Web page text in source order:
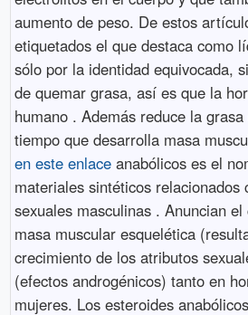
aumento de peso. De estos
etiquetados el que destaca como
sólo por la identidad equivocada,
de quemar grasa, así es que la
humano . Además reduce la
tiempo que desarrolla masa
en este enlaceanabólicos es el
materiales sintéticos relacionados
sexuales masculinas . Anuncian
masa muscular esquelética
crecimiento de los atributos
(efectos androgénicos) tanto en
mujeres. Los esteroides